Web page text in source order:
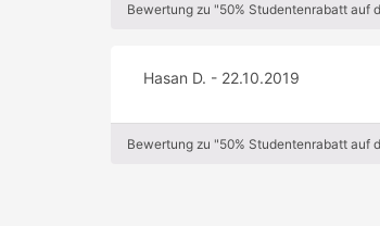
Bewertung zu "50% Studentenrabatt auf
Hasan D. - 22.10.2019
Bewertung zu "50% Studentenrabatt auf